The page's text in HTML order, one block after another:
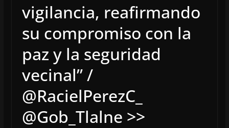
vigilancia, reafirmando
su compromiso con la
paz y la seguridad
vecinal” /
@RacielPerezC_
@Gob_Tlalne >>